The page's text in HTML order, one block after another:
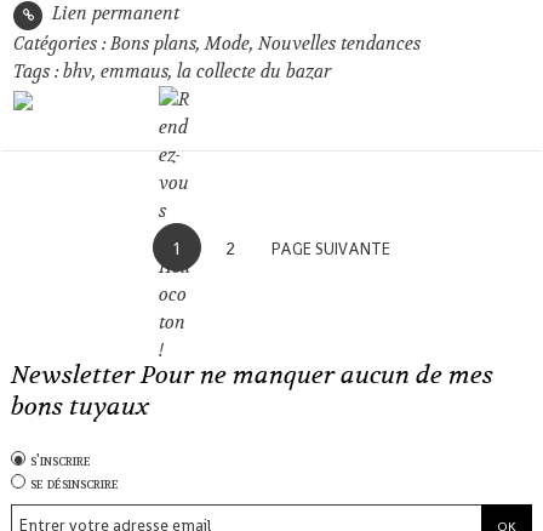
Lien permanent
Catégories :Bons plans,Mode,Nouvelles tendances
Tags :bhv,emmaus,la collecte du bazar
1 2 PAGE SUIVANTE
Newsletter Pour ne manquer aucun de mes
bons tuyaux
s'inscrire
se désinscrire